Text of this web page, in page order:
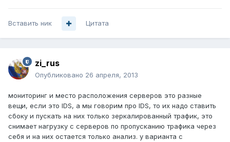
Вставить ник Цитата
zi_rus
Опубликовано 26 апреля, 2013
мониторинг и место расположения серверов это разные
вещи, если это IDS, а мы говорим про IDS, то их надо ставить
сбоку и пускать на них только зеркалированный трафик, это
снимает нагрузку с серверов по пропусканию трафика через
себя и на них остается только анализ. у варианта с